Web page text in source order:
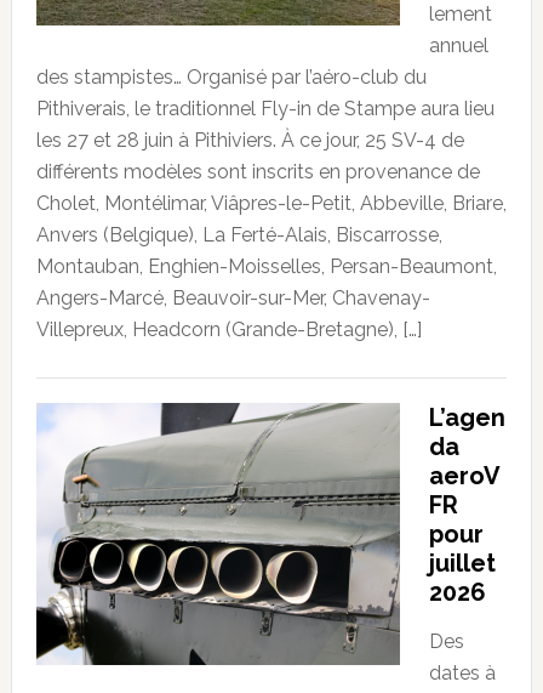
lement
annuel
des stampistes… Organisé par l’aéro-club du
Pithiverais, le traditionnel Fly-in de Stampe aura lieu
les 27 et 28 juin à Pithiviers. À ce jour, 25 SV-4 de
différents modèles sont inscrits en provenance de
Cholet, Montélimar, Viâpres-le-Petit, Abbeville, Briare,
Anvers (Belgique), La Ferté-Alais, Biscarrosse,
Montauban, Enghien-Moisselles, Persan-Beaumont,
Angers-Marcé, Beauvoir-sur-Mer, Chavenay-
Villepreux, Headcorn (Grande-Bretagne), […]
L’agen
da
aeroV
FR
pour
juillet
2026
Des
dates à